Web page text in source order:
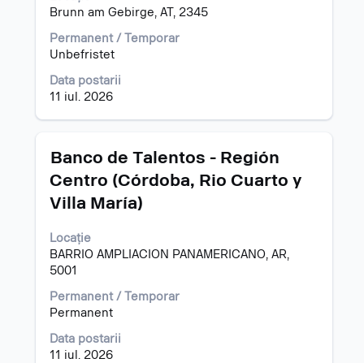
filă
a
la
Selectați
Brunn am Gebirge, AT, 2345
Permanent / Temporar
Unbefristet
Data postarii
11 iul. 2026
vizualiza
conținut
al
informațiilor
despre
Titlu
Banco de Talentos - Región
Centro (Córdoba, Rio Cuarto y
Villa María)
Locație
BARRIO AMPLIACION PANAMERICANO, AR,
5001
Permanent / Temporar
Permanent
Data postarii
11 iul. 2026
Selectați
tasta
spațiu
a
vizualiza
întregul
al
informațiilor
despre
post.